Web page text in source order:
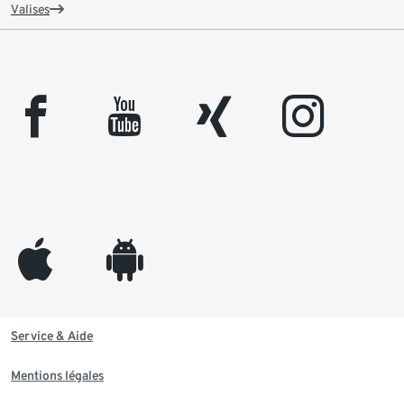
Valises
facebook youtube xing instagram
appleinc android
Service & Aide
Mentions légales